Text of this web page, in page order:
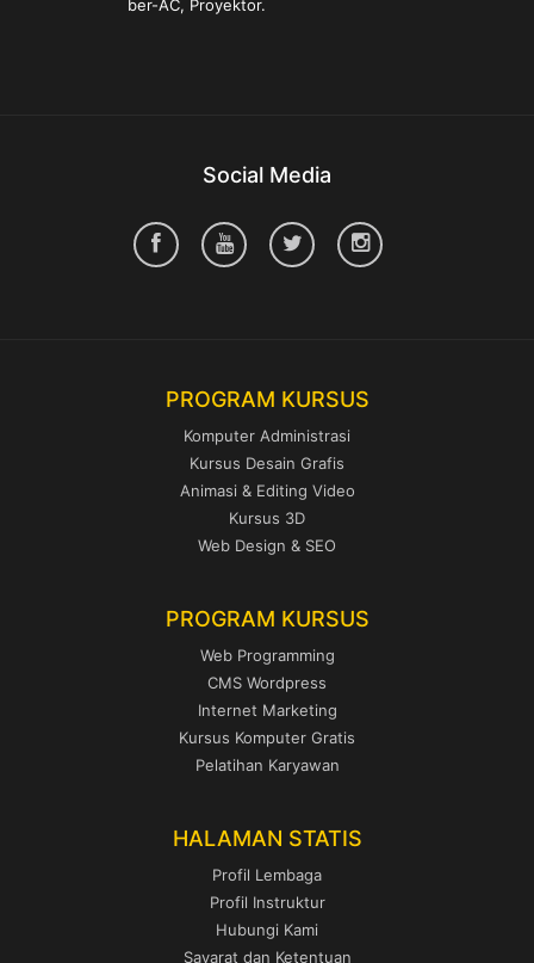
ber-AC, Proyektor.
Social Media
PROGRAM KURSUS
Komputer Administrasi
Kursus Desain Grafis
Animasi & Editing Video
Kursus 3D
Web Design & SEO
PROGRAM KURSUS
Web Programming
CMS Wordpress
Internet Marketing
Kursus Komputer Gratis
Pelatihan Karyawan
HALAMAN STATIS
Profil Lembaga
Profil Instruktur
Hubungi Kami
Sayarat dan Ketentuan